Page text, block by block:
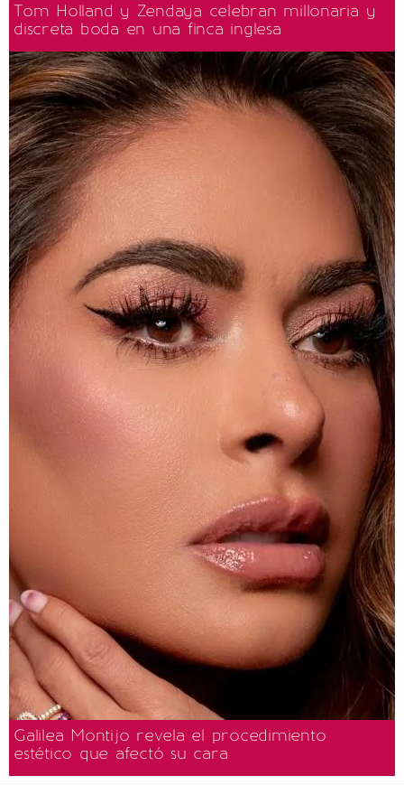
Tom Holland y Zendaya celebran millonaria y
discreta boda en una finca inglesa
Galilea Montijo revela el procedimiento
estético que afectó su cara